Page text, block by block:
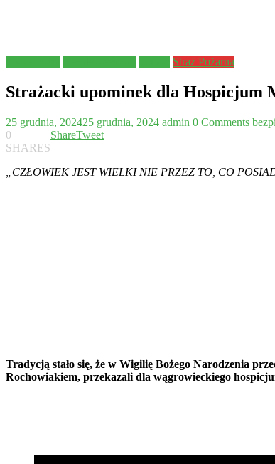
Straż Pożarna
Strażacki upominek dla Hospicjum
25 grudnia, 202425 grudnia, 2024 admin 0 Comments
0
SHARES
ShareTweet
„CZŁOWIEK JEST WIELKI NIE PRZEZ TO, CO
Tradycją stało się, że w Wigilię Bożego Narodzenia
Rochowiakiem, przekazali dla wągrowieckiego